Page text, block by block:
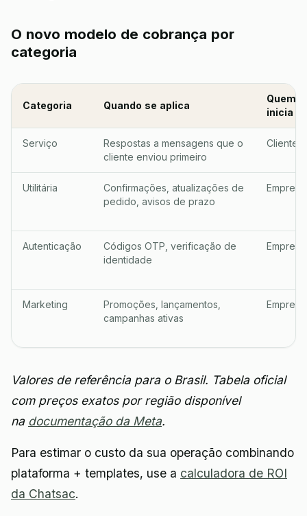
O novo modelo de cobrança por
categoria
Categoria Quando se aplica
Quem
inicia
Serviço
Respostas a mensagens que o
cliente enviou primeiro
Cliente
Utilitária
Confirmações, atualizações de
pedido, avisos de prazo
Empresa
Autenticação
Códigos OTP, verificação de
identidade
Empresa
Marketing
Promoções, lançamentos,
campanhas ativas
Empresa
Valores de referência para o Brasil. Tabela oficial
com preços exatos por região disponível
na documentação da Meta.
Para estimar o custo da sua operação combinando
plataforma + templates, use a calculadora de ROI
da Chatsac.